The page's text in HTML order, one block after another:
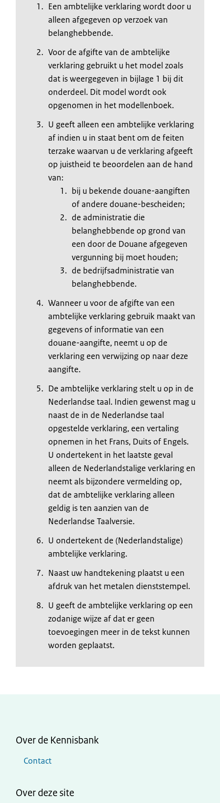
Een ambtelijke verklaring wordt door u
alleen afgegeven op verzoek van
belanghebbende.
Voor de afgifte van de ambtelijke
verklaring gebruikt u het model zoals
dat is weergegeven in bijlage 1 bij dit
onderdeel. Dit model wordt ook
opgenomen in het modellenboek.
U geeft alleen een ambtelijke verklaring
af indien u in staat bent om de feiten
terzake waarvan u de verklaring afgeeft
op juistheid te beoordelen aan de hand
van:
bij u bekende douane-aangiften
of andere douane-bescheiden;
de administratie die
belanghebbende op grond van
een door de Douane afgegeven
vergunning bij moet houden;
de bedrijfsadministratie van
belanghebbende.
Wanneer u voor de afgifte van een
ambtelijke verklaring gebruik maakt van
gegevens of informatie van een
douane-aangifte, neemt u op de
verklaring een verwijzing op naar deze
aangifte.
De ambtelijke verklaring stelt u op in de
Nederlandse taal. Indien gewenst mag u
naast de in de Nederlandse taal
opgestelde verklaring, een vertaling
opnemen in het Frans, Duits of Engels.
U ondertekent in het laatste geval
alleen de Nederlandstalige verklaring en
neemt als bijzondere vermelding op,
dat de ambtelijke verklaring alleen
geldig is ten aanzien van de
Nederlandse Taalversie.
U ondertekent de (Nederlandstalige)
ambtelijke verklaring.
Naast uw handtekening plaatst u een
afdruk van het metalen dienststempel.
U geeft de ambtelijke verklaring op een
zodanige wijze af dat er geen
toevoegingen meer in de tekst kunnen
worden geplaatst.
Over de Kennisbank
Contact
Over deze site